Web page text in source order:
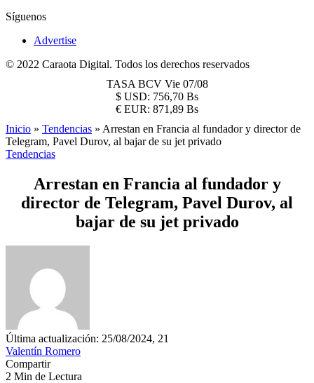
Síguenos
Advertise
© 2022 Caraota Digital. Todos los derechos reservados
TASA BCV Vie 07/08
$ USD: 756,70 Bs
€ EUR: 871,89 Bs
Inicio » Tendencias » Arrestan en Francia al fundador y director de
Telegram, Pavel Durov, al bajar de su jet privado
Tendencias
Arrestan en Francia al fundador y
director de Telegram, Pavel Durov, al
bajar de su jet privado
Última actualización: 25/08/2024, 21
Valentín Romero
Compartir
2 Min de Lectura